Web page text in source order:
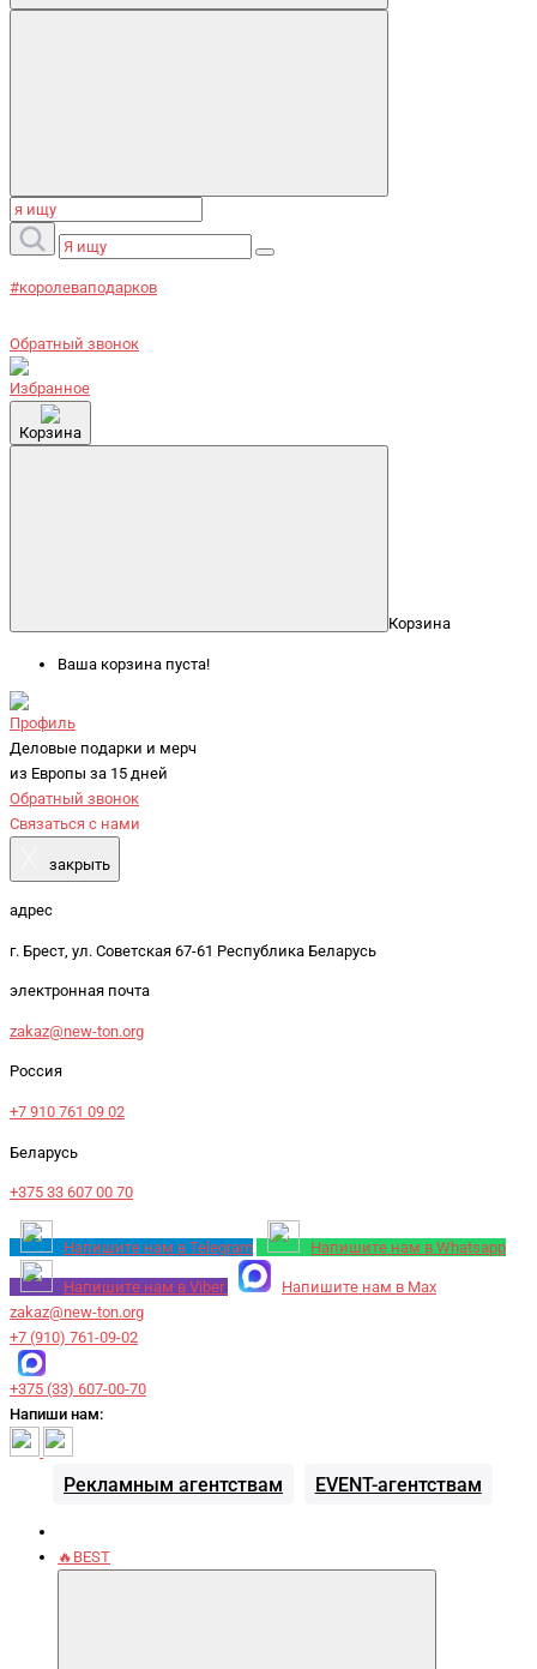
#королеваподарков
Обратный звонок
Избранное
Корзина
Корзина
Ваша корзина пуста!
Профиль
Деловые подарки и мерч
из Европы за 15 дней
Обратный звонок
Связаться с нами
закрыть
адрес
г. Брест, ул. Советская 67-61 Республика Беларусь
электронная почта
zakaz@new-ton.org
Россия
+7 910 761 09 02
Беларусь
+375 33 607 00 70
Напишите нам в Telegram Напишите нам в Whatsapp
Напишите нам в Viber
Напишите нам в Max
zakaz@new-ton.org
+7 (910) 761-09-02
+375 (33) 607-00-70
Напиши нам:
Рекламным агентствам EVENT-агентствам
🔥BEST